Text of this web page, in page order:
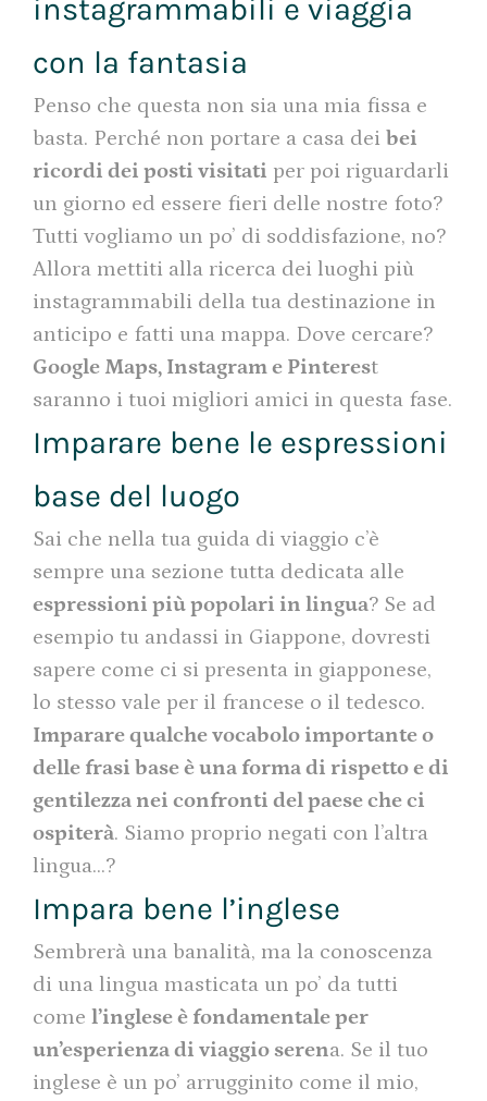
instagrammabili e viaggia
con la fantasia
Penso che questa non sia una mia fissa e
basta. Perché non portare a casa dei bei
ricordi dei posti visitati per poi riguardarli
un giorno ed essere fieri delle nostre foto?
Tutti vogliamo un po’ di soddisfazione, no?
Allora mettiti alla ricerca dei luoghi più
instagrammabili della tua destinazione in
anticipo e fatti una mappa. Dove cercare?
Google Maps, Instagram e Pinterest
saranno i tuoi migliori amici in questa fase.
Imparare bene le espressioni
base del luogo
Sai che nella tua guida di viaggio c’è
sempre una sezione tutta dedicata alle
espressioni più popolari in lingua? Se ad
esempio tu andassi in Giappone, dovresti
sapere come ci si presenta in giapponese,
lo stesso vale per il francese o il tedesco.
Imparare qualche vocabolo importante o
delle frasi base è una forma di rispetto e di
gentilezza nei confronti del paese che ci
ospiterà. Siamo proprio negati con l’altra
lingua…?
Impara bene l’inglese
Sembrerà una banalità, ma la conoscenza
di una lingua masticata un po’ da tutti
come l’inglese è fondamentale per
un’esperienza di viaggio serena. Se il tuo
inglese è un po’ arrugginito come il mio,